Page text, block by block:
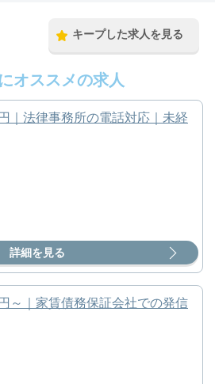
キープした求人を見る
オススメの求人
｜法律事務所の電話対応｜未経
詳細を見る
～｜家賃債務保証会社での発信